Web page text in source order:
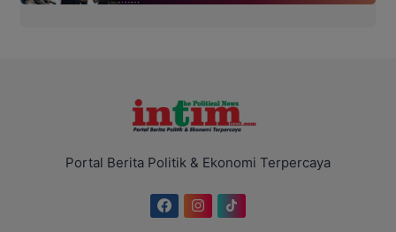
Portal Berita Politik & Ekonomi Terpercaya